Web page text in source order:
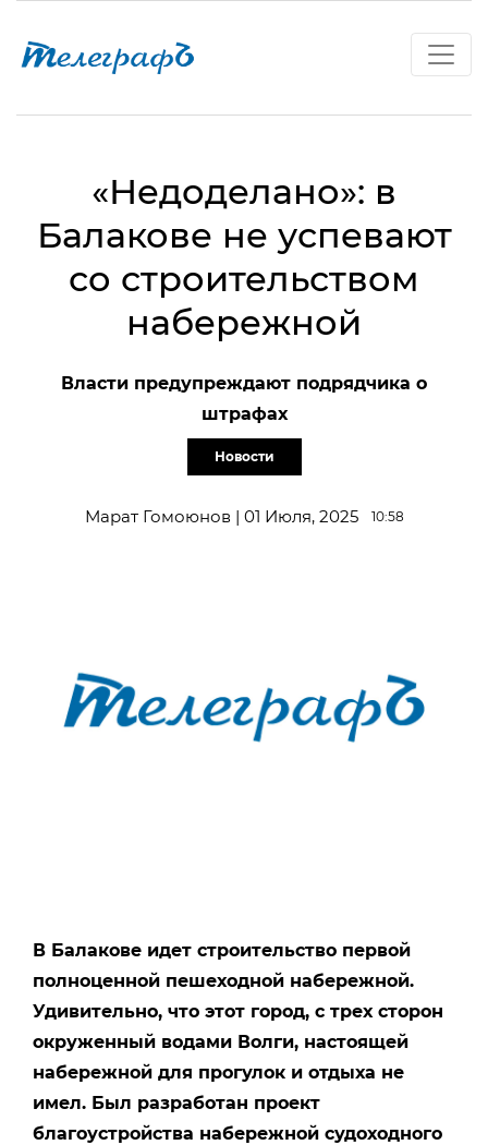
«Недоделано»: в
Балакове не успевают
со строительством
набережной
Власти предупреждают подрядчика о
штрафах
Новости
Марат Гомоюнов | 01 Июля, 2025 10:58
В Балакове идет строительство первой
полноценной пешеходной набережной.
Удивительно, что этот город, с трех сторон
окруженный водами Волги, настоящей
набережной для прогулок и отдыха не
имел. Был разработан проект
благоустройства набережной судоходного